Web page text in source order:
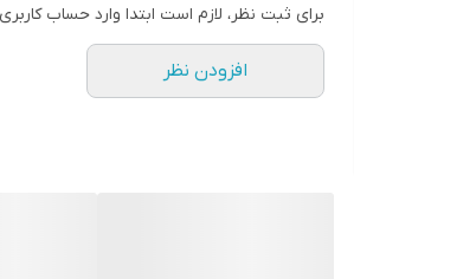
برای ثبت نظر، لازم است ابتدا وارد حساب
افزودن نظر